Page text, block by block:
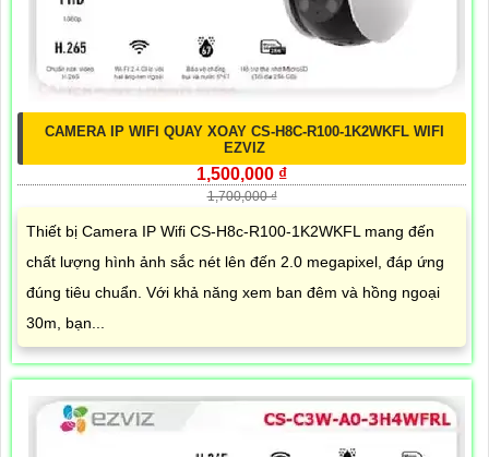
CAMERA IP WIFI QUAY XOAY CS-H8C-R100-1K2WKFL WIFI
EZVIZ
1,500,000 ₫
1,700,000 ₫
Thiết bị Camera IP Wifi CS-H8c-R100-1K2WKFL mang đến
chất lượng hình ảnh sắc nét lên đến 2.0 megapixel, đáp ứng
đúng tiêu chuẩn. Với khả năng xem ban đêm và hồng ngoại
30m, bạn...